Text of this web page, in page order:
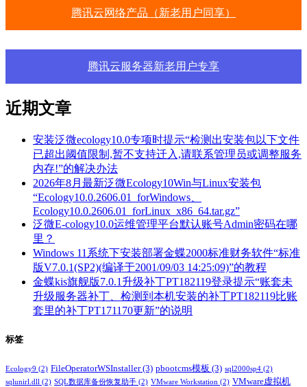
腾讯云网络产品（新老用户同享）
腾讯云服务器新老用户专享
近期文章
安装泛微ecology10.0专项时提示“检测出安装包以下文件
已超出阈值限制,暂不支持迁入,请联系管理员或调整服务
内存!”的解决办法
2026年8月最新泛微Ecology10Win与Linux安装包
“Ecology10.0.2606.01_forWindows、
Ecology10.0.2606.01_forLinux_x86_64.tar.gz”
泛微E-cology10.0运维管理平台默认账号Admin密码在哪
里？
Windows 11系统下安装部署金蝶2000标准财务软件“标准
版V7.0.1(SP2)(编译于2001/09/03 14:25:09)”的教程
金蝶kis旗舰版7.0.1升级补丁PT182119登录提示“账套未
升级服务器补丁、检测到本机安装的补丁PT182119比账
套里的补丁PT171170更新”的说明
标签
Ecology9 (2) FileOperatorWSInstaller(3) pbootcms模板 (3) sql2000sp4 (2)
sqlunirl.dll (2) SQL数据库备份恢复助手 (2) VMware Workstation (2) VMware虚拟机